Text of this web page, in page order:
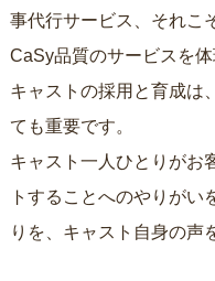
事代行サービス、それこ
CaSy品質のサービスを
キャストの採用と育成は、
ても重要です。
キャスト一人ひとりがお
トすることへのやりがい
りを、キャスト自身の声